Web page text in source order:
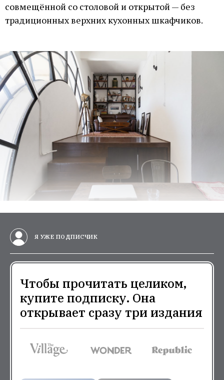
совмещённой со столовой и открытой — без
традиционных верхних кухонных шкафчиков.
Я УЖЕ ПОДПИСЧИК
Чтобы прочитать целиком,
купите подписку. Она
открывает сразу три издания